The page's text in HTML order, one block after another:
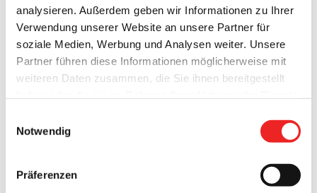
analysieren. Außerdem geben wir Informationen zu Ihrer
Verwendung unserer Website an unsere Partner für
soziale Medien, Werbung und Analysen weiter. Unsere
Partner führen diese Informationen möglicherweise mit
weiteren Daten zusammen, die Sie ihnen bereitgestellt
werden auch bei der Auswahl von
gesetzt.
Notwendig
Präferenzen
Andreas Freesemann aus der Gemeinde Barßel legte nun
sein Ehrenamt als stellvertretender Schiedsmann für das
Schiedsamt Barßel, Bösel, Saterland und Friesoythe nieder.
Für seine Tätigkeit wurde er von Bürgermeister Nils Anhuth
gebührend verabschiedet.
Ansprechpartner für die Schlichtung von